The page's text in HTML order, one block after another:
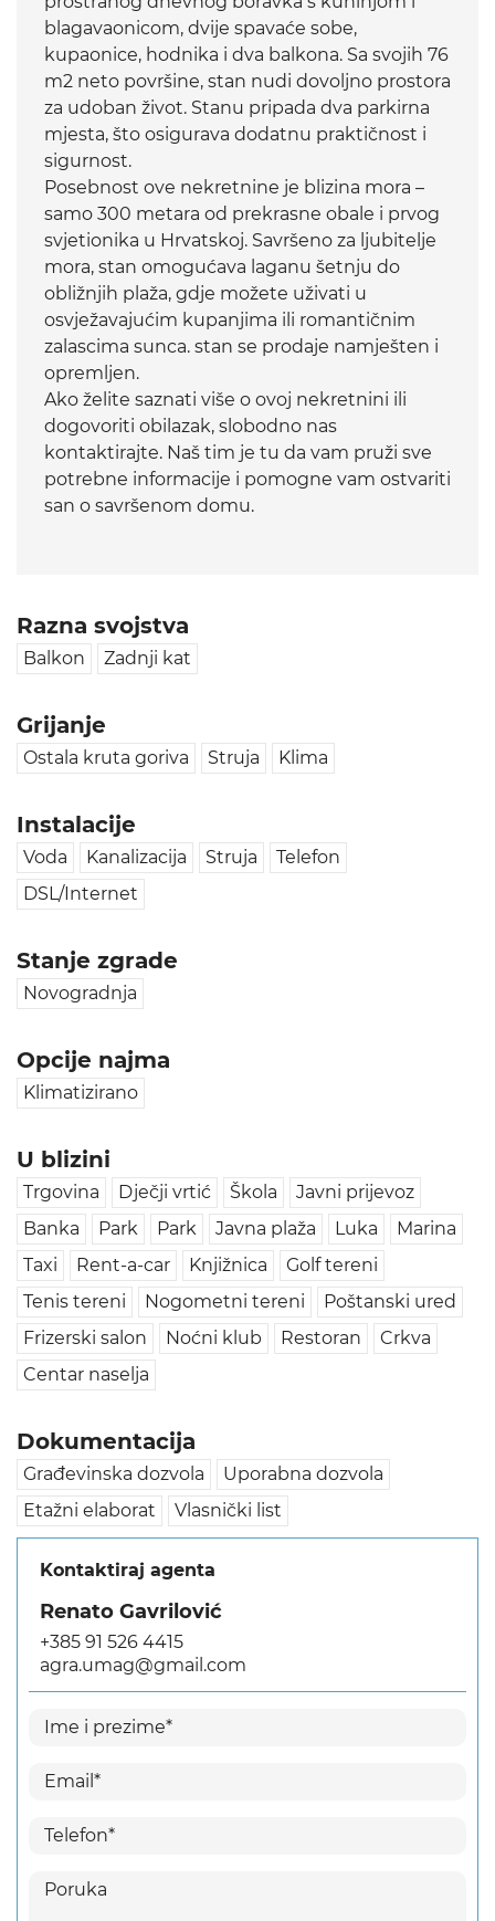
blagavaonicom, dvije spavaće sobe,
kupaonice, hodnika i dva balkona. Sa svojih 76
m2 neto površine, stan nudi dovoljno prostora
za udoban život. Stanu pripada dva parkirna
mjesta, što osigurava dodatnu praktičnost i
sigurnost.
Posebnost ove nekretnine je blizina mora –
samo 300 metara od prekrasne obale i prvog
svjetionika u Hrvatskoj. Savršeno za ljubitelje
mora, stan omogućava laganu šetnju do
obližnjih plaža, gdje možete uživati u
osvježavajućim kupanjima ili romantičnim
zalascima sunca. stan se prodaje namješten i
opremljen.
Ako želite saznati više o ovoj nekretnini ili
dogovoriti obilazak, slobodno nas
kontaktirajte. Naš tim je tu da vam pruži sve
potrebne informacije i pomogne vam ostvariti
san o savršenom domu.
Razna svojstva
Balkon Zadnji kat
Grijanje
Ostala kruta goriva Struja Klima
Instalacije
Voda Kanalizacija Struja
Telefon
DSL/Internet
Stanje zgrade
Novogradnja
Opcije najma
Klimatizirano
U blizini
Trgovina Dječji vrtić Škola
Javni prijevoz
Banka
Park Park Javna plaža Luka
Marina
Taxi
Rent-a-car Knjižnica
Golf tereni
Tenis tereni
Nogometni tereni
Poštanski ured
Frizerski salon
Noćni klub Restoran
Crkva
Centar naselja
Dokumentacija
Građevinska dozvola
Uporabna dozvola
Etažni elaborat
Vlasnički list
Kontaktiraj agenta
Renato Gavrilović
+385 91 526 4415
agra.umag@gmail.com